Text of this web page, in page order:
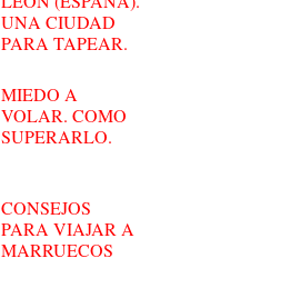
UNA CIUDAD
PARA TAPEAR.
MIEDO A
VOLAR. COMO
SUPERARLO.
CONSEJOS
PARA VIAJAR A
MARRUECOS